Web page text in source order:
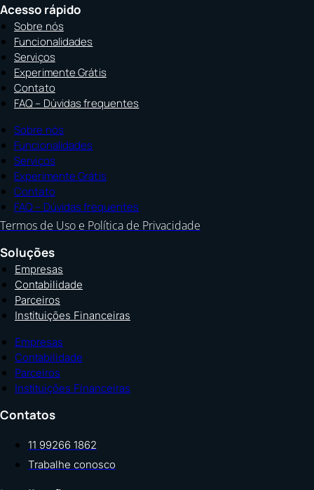
Acesso rápido
Sobre nós
Funcionalidades
Serviços
Experimente Grátis
Contato
FAQ – Dúvidas frequentes
Sobre nós
Funcionalidades
Serviços
Experimente Grátis
Contato
FAQ – Dúvidas frequentes
Termos de Uso e Política de Privacidade
Soluções
Empresas
Contabilidade
Parceiros
Instituições Financeiras
Empresas
Contabilidade
Parceiros
Instituições Financeiras
Contatos
11 99266 1862
Trabalhe conosco